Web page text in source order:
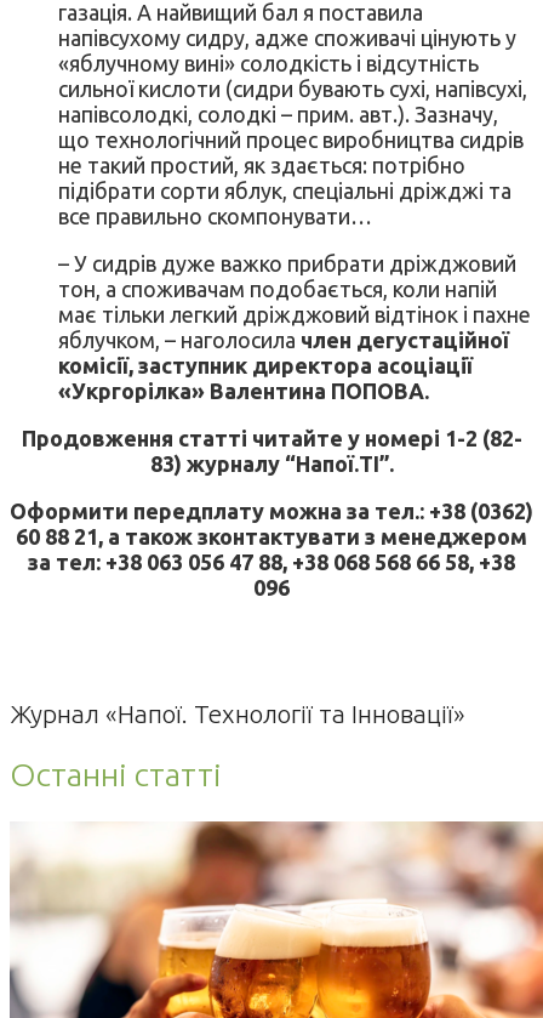
газація. А найвищий бал я поставила
напівсухому сидру, адже споживачі цінують у
«яблучному вині» солодкість і відсутність
сильної кислоти (сидри бувають сухі, напівсухі,
напівсолодкі, солодкі – прим. авт.). Зазначу,
що технологічний процес виробництва сидрів
не такий простий, як здається: потрібно
підібрати сорти яблук, спеціальні дріжджі та
все правильно скомпонувати…
– У сидрів дуже важко прибрати дріжджовий
тон, а споживачам подобається, коли напій
має тільки легкий дріжджовий відтінок і пахне
яблучком, – наголосила член дегустаційної
комісії, заступник директора асоціації
«Укргорілка» Валентина ПОПОВА.
Продовження статті читайте у номері 1-2 (82-
83) журналу “Напої.ТІ”.
Оформити передплату можна за тел.: +38 (0362)
60 88 21, а також зконтактувати з менеджером
за тел: +38 063 056 47 88, +38 068 568 66 58, +38
096
Журнал «Напої. Технології та Інновації»
Останні статті